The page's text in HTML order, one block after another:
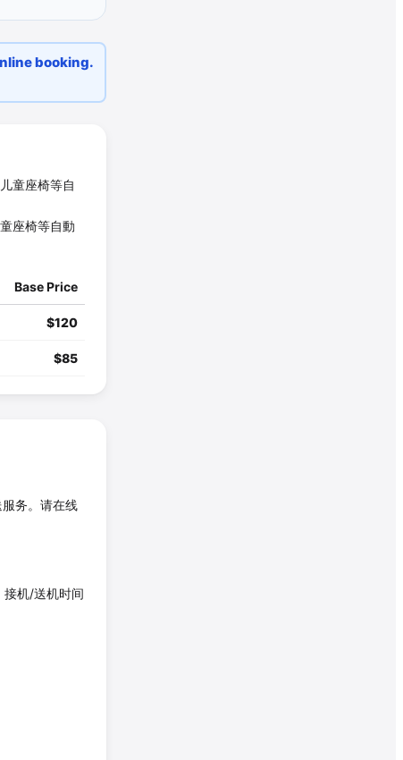
booking.
童座椅等自
座椅等自動
Base Price
$120
$85
务。请在线
接机/送机时间